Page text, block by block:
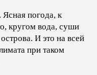
погода, к
кругом вода, суши
И это на всей
при таком